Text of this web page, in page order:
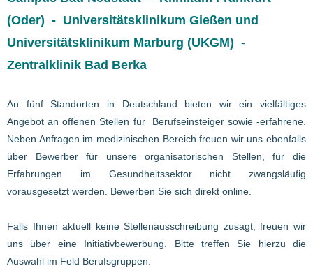
(Oder) - Universitätsklinikum Gießen und
Universitätsklinikum Marburg (UKGM) -
Zentralklinik Bad Berka
An fünf Standorten in Deutschland bieten wir ein vielfältiges
Angebot an offenen Stellen für Berufseinsteiger sowie -erfahrene.
Neben Anfragen im medizinischen Bereich freuen wir uns ebenfalls
über Bewerber für unsere organisatorischen Stellen, für die
Erfahrungen im Gesundheitssektor nicht zwangsläufig
vorausgesetzt werden. Bewerben Sie sich direkt online.
Falls Ihnen aktuell keine Stellenausschreibung zusagt, freuen wir
uns über eine Initiativbewerbung. Bitte treffen Sie hierzu die
Auswahl im Feld Berufsgruppen.